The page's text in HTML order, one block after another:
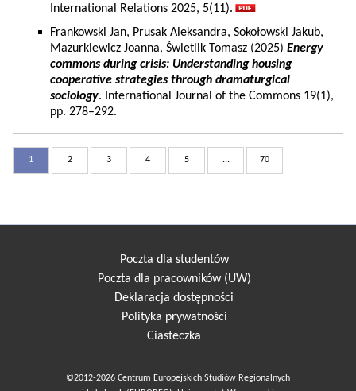
International Relations 2025, 5(11).
Frankowski Jan, Prusak Aleksandra, Sokołowski Jakub,
Mazurkiewicz Joanna, Świetlik Tomasz (2025) Energy
commons during crisis: Understanding housing
cooperative strategies through dramaturgical
sociology. International Journal of the Commons 19(1),
pp. 278–292.
1 2 3 4 5 ... 70
Poczta dla studentów
Poczta dla pracowników (UW)
Deklaracja dostępności
Polityka prywatności
Ciasteczka
©2012-2026 Centrum Europejskich Studiów Regionalnych